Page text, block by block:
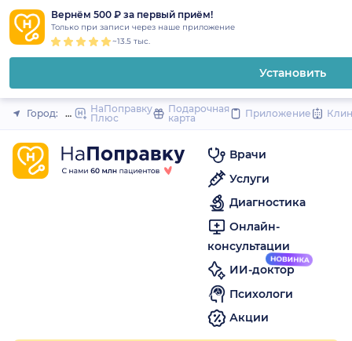
Вернём 500 ₽ за первый приём!
Только при записи через наше приложение
~13.5 тыс.
Установить
Закрыть
Город: ПермьНаПоправку
Плюс
Подарочная
карта
Приложение
Врачи
Услуги
Диагностика
Онлайн-
консультации
ИИ-доктор
Психологи
Акции